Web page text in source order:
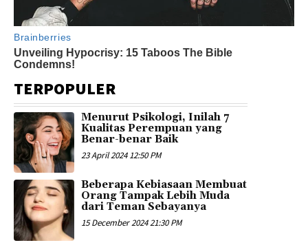
TERPOPULER
Menurut Psikologi, Inilah 7
Kualitas Perempuan yang
Benar-benar Baik
23 April 2024 12:50 PM
Beberapa Kebiasaan Membuat
Orang Tampak Lebih Muda
dari Teman Sebayanya
15 December 2024 21:30 PM